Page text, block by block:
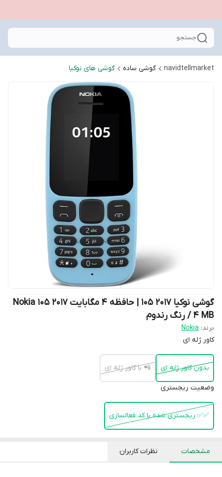
جستجو
navidtellmarket گوشی ساده گوشی های نوکیا
گوشی نوکیا 2017 105 | حافظه 4 مگابایت Nokia 105 2017
4 MB / رنگ رندوم
برند: Nokia
کاور ژله ای
بدون کاور ژله ای 📲 با کاور ژله ای
وضعیت ریجستری
✅️✅️ ریجستری شده با کد فعالسازی
مشخصات نظرات کاربران